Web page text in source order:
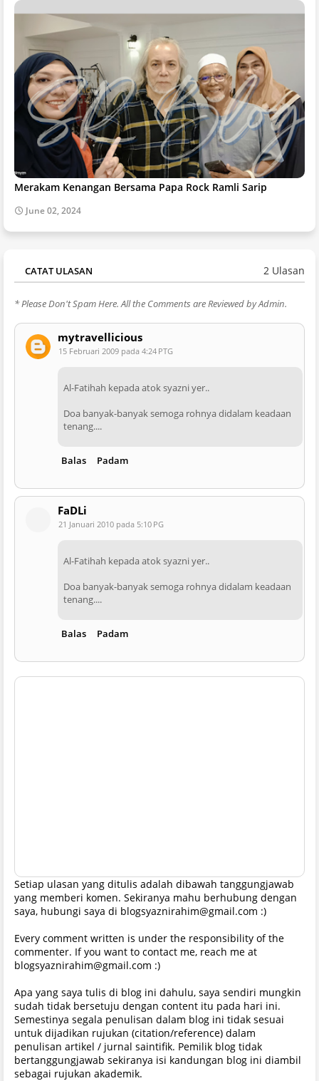
Merakam Kenangan Bersama Papa Rock Ramli Sarip
June 02, 2024
CATAT ULASAN 2 Ulasan
* Please Don't Spam Here. All the Comments are Reviewed by Admin.
mytravellicious
15 Februari 2009 pada 4:24 PTG
Al-Fatihah kepada atok syazni yer..
Doa banyak-banyak semoga rohnya didalam keadaan
tenang....
Balas Padam
FaDLi
21 Januari 2010 pada 5:10 PG
Al-Fatihah kepada atok syazni yer..
Doa banyak-banyak semoga rohnya didalam keadaan
tenang....
Balas Padam
Setiap ulasan yang ditulis adalah dibawah tanggungjawab
yang memberi komen. Sekiranya mahu berhubung dengan
saya, hubungi saya di blogsyaznirahim@gmail.com :)
Every comment written is under the responsibility of the
commenter. If you want to contact me, reach me at
blogsyaznirahim@gmail.com :)
Apa yang saya tulis di blog ini dahulu, saya sendiri mungkin
sudah tidak bersetuju dengan content itu pada hari ini.
Semestinya segala penulisan dalam blog ini tidak sesuai
untuk dijadikan rujukan (citation/reference) dalam
penulisan artikel / jurnal saintifik. Pemilik blog tidak
bertanggungjawab sekiranya isi kandungan blog ini diambil
sebagai rujukan akademik.